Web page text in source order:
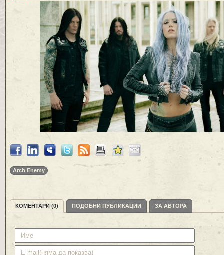
Arch Enemy
КОМЕНТАРИ (0) ПОДОБНИ ПУБЛИКАЦИИ ЗА АВТОРА